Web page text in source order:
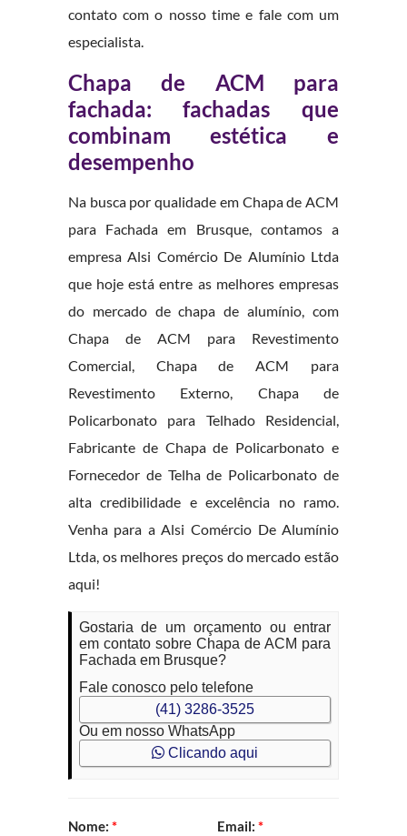
contato com o nosso time e fale com um
especialista.
Chapa de ACM para
fachada: fachadas que
combinam estética e
desempenho
Na busca por qualidade em Chapa de ACM
para Fachada em Brusque, contamos a
empresa Alsi Comércio De Alumínio Ltda
que hoje está entre as melhores empresas
do mercado de chapa de alumínio, com
Chapa de ACM para Revestimento
Comercial, Chapa de ACM para
Revestimento Externo, Chapa de
Policarbonato para Telhado Residencial,
Fabricante de Chapa de Policarbonato e
Fornecedor de Telha de Policarbonato de
alta credibilidade e excelência no ramo.
Venha para a Alsi Comércio De Alumínio
Ltda, os melhores preços do mercado estão
aqui!
Gostaria de um orçamento ou entrar
em contato sobre Chapa de ACM para
Fachada em Brusque?
Fale conosco pelo telefone
(41) 3286-3525
Ou em nosso WhatsApp
Clicando aqui
Nome: * Email: *